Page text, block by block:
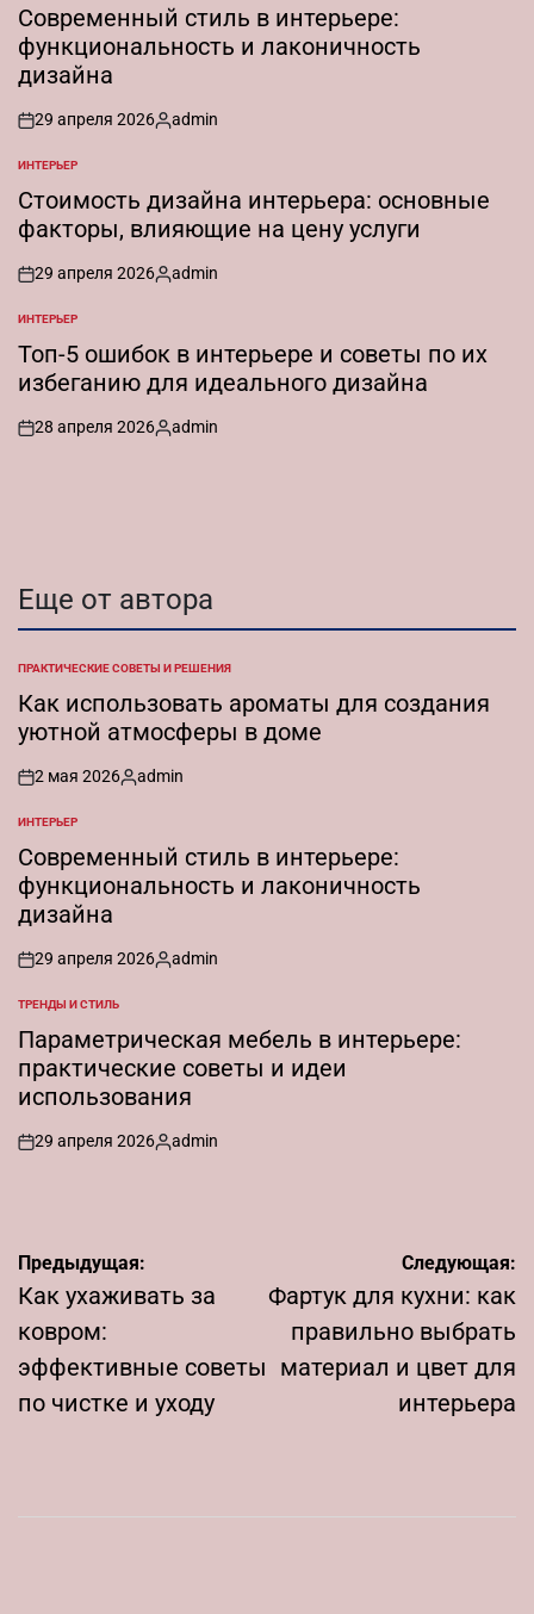
В
Современный стиль в интерьере:
функциональность и лаконичность
дизайна
on
29 апреля 2026
Запись
admin
ОПУБЛИКОВАНО
В
ИНТЕРЬЕР
Стоимость дизайна интерьера: основные
факторы, влияющие на цену услуги
on
29 апреля 2026
Запись
admin
ОПУБЛИКОВАНО
В
ИНТЕРЬЕР
Топ-5 ошибок в интерьере и советы по их
избеганию для идеального дизайна
on
28 апреля 2026
Запись
admin
Еще от автора
ОПУБЛИКОВАНО
В
ПРАКТИЧЕСКИЕ СОВЕТЫ И РЕШЕНИЯ
Как использовать ароматы для создания
уютной атмосферы в доме
on
2 мая 2026
Запись
admin
ОПУБЛИКОВАНО
В
ИНТЕРЬЕР
Современный стиль в интерьере:
функциональность и лаконичность
дизайна
on
29 апреля 2026
Запись
admin
ОПУБЛИКОВАНО
В
ТРЕНДЫ И СТИЛЬ
Параметрическая мебель в интерьере:
практические советы и идеи
использования
on
29 апреля 2026
Запись
admin
Навигация
по
записям
Предыдущая:
Как ухаживать за
ковром:
эффективные советы
по чистке и уходу
Следующая:
Фартук для кухни: как
правильно выбрать
материал и цвет для
интерьера